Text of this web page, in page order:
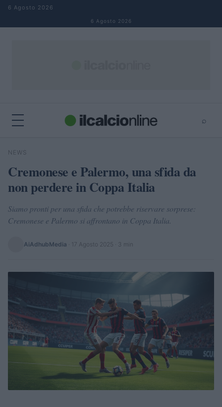
Salta al contenuto
6 Agosto 2026
6 Agosto 2026
⌕
Cerca
NEWS
Cremonese e Palermo, una sfida da
non perdere in Coppa Italia
Siamo pronti per una sfida che potrebbe riservare sorprese:
Cremonese e Palermo si affrontano in Coppa Italia.
AiAdhubMedia 17 Agosto 2025 · 3 min